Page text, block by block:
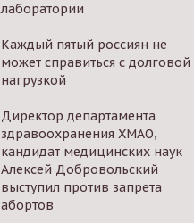
лаборатории
Каждый пятый россиян не
может справиться с долговой
нагрузкой
Директор департамента
здравоохранения ХМАО,
кандидат медицинских наук
Алексей Добровольский
выступил против запрета
абортов